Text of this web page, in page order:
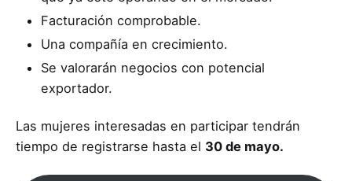
Facturación comprobable.
Una compañía en crecimiento.
Se valorarán negocios con potencial
exportador.
Las mujeres interesadas en participar tendrán
tiempo de registrarse hasta el 30 de mayo.